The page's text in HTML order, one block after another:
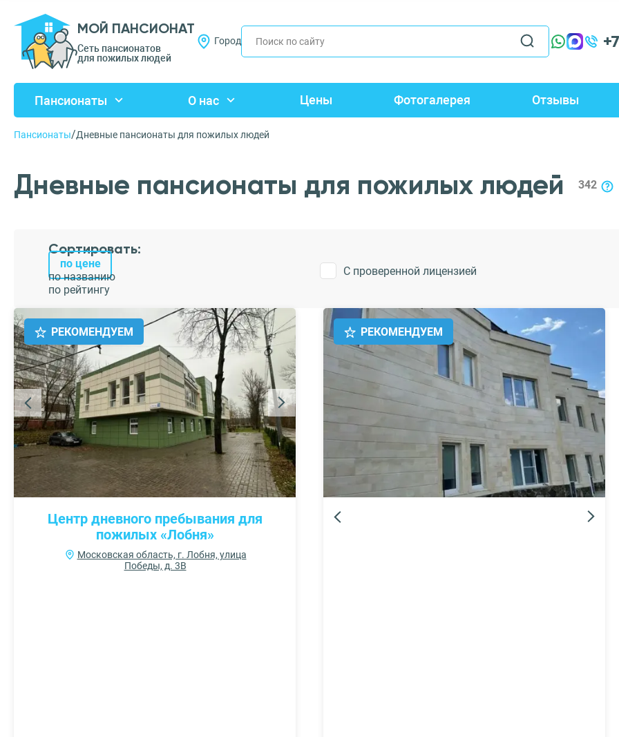
МОЙ ПАНСИОНАТ
Сеть пансионатов
для пожилых людей
Город
Пансионаты О нас Цены Фотогалерея Отзывы
Пансионаты/Дневные пансионаты для пожилых людей
Дневные пансионаты для пожилых людей 342
Сортировать:
по цене
по названию
по рейтингу
С проверенной лицензией
РЕКОМЕНДУЕМ
Центр дневного пребывания для
пожилых «Лобня»
Московская область, г. Лобня, улица
Победы, д. 3В
РЕКОМЕНДУЕМ